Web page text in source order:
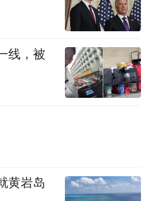
例写作难，其实是陷入
旨高度契合，让“小案
线，被
黄岩岛